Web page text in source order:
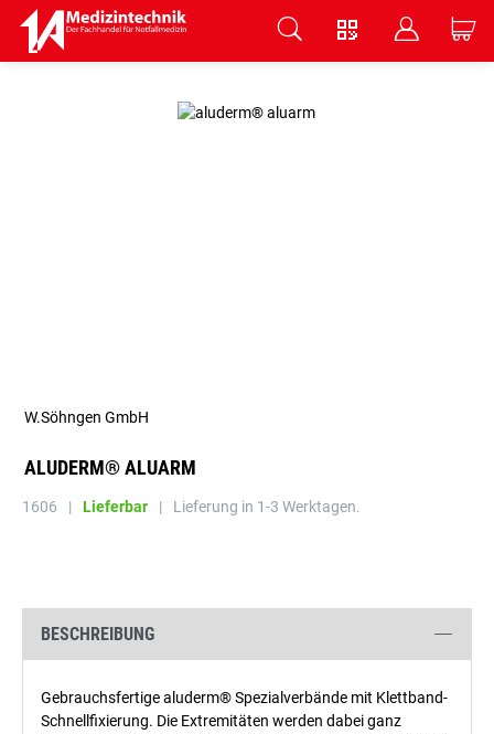
V B C
ALUDERM® ALUARM
W.Söhngen GmbH
1606 | Lieferbar | Lieferung in 1-3 Werktagen.
BESCHREIBUNG
Gebrauchsfertige aluderm® Spezialverbände mit Klettband-
Schnellfixierung. Die Extremitäten werden dabei ganz